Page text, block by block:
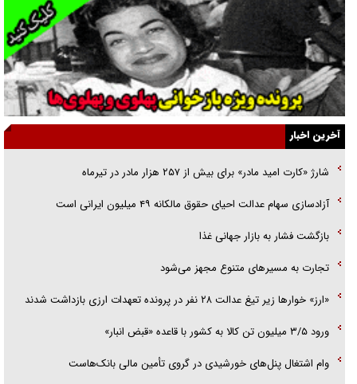
انگشت‌های پا شناسایی کردیم
نسلی که آنلاین الگو می‌گیرد
گفت‌وگو با آیت‌الله جاودان/ جفای مخالفان مکانت معنوی رهبر شهید را
ارتقا می‌داد
راننده مست به قانون می‌خندد
همه آقای دوربینی شده‌ایم!
قصه ناتمام سرویس مدارس
آیا مقاومت فلسطین خلع‌سلاح می‌شود؟
آخرین اخبار
شارژ «کارت امید مادر» برای بیش از ۲۵۷ هزار مادر در تیرماه
آزادسازی سهام عدالت احیای حقوق مالکانه ۴۹ میلیون ایرانی است
بازگشت فشار به بازار جهانی غذا
تجارت به مسیر‌های متنوع مجهز می‌شود
«ارز» خوار‌ها زیر تیغ عدالت ۲۸ نفر در پرونده تعهدات ارزی بازداشت شدند
ورود ۳/۵ میلیون تن کالا به کشور با قاعده «قبض انبار»
وام اشتغال پنل‌های خورشیدی در گروی تأمین مالی بانک‌هاست